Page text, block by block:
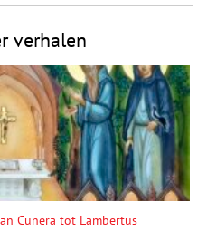
verhalen
Cunera tot Lambertus